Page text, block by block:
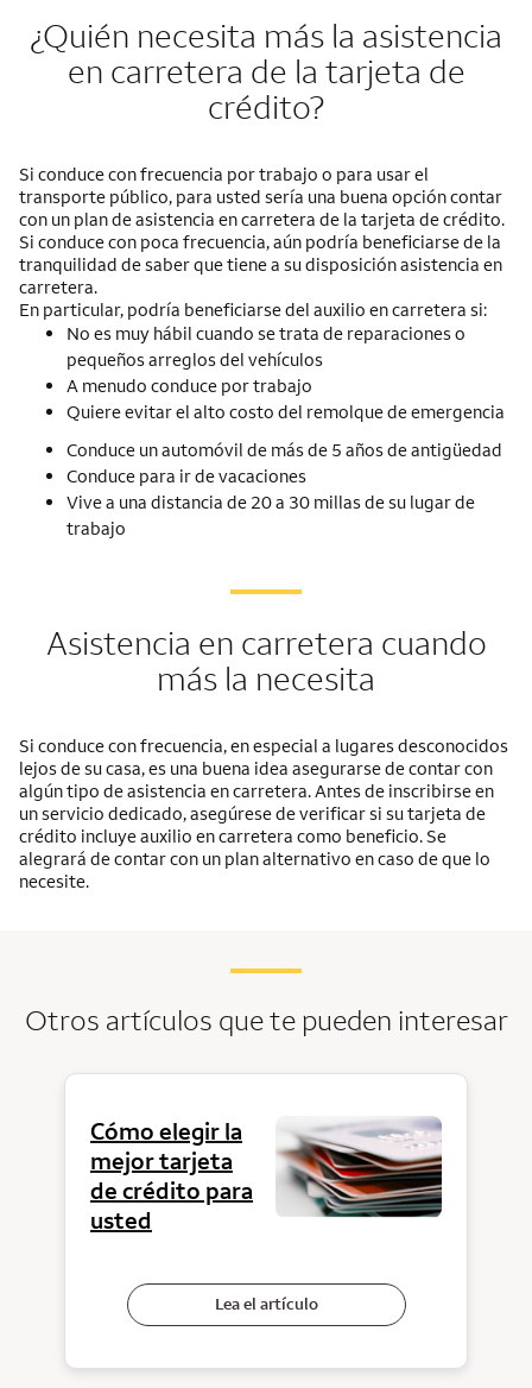
¿Quién necesita más la asistencia
en carretera de la tarjeta de
crédito?
Si conduce con frecuencia por trabajo o para usar el
transporte público, para usted sería una buena opción contar
con un plan de asistencia en carretera de la tarjeta de crédito.
Si conduce con poca frecuencia, aún podría beneficiarse de la
tranquilidad de saber que tiene a su disposición asistencia en
carretera.
En particular, podría beneficiarse del auxilio en carretera si:
No es muy hábil cuando se trata de reparaciones o
pequeños arreglos del vehículos
A menudo conduce por trabajo
Quiere evitar el alto costo del remolque de emergencia
Conduce un automóvil de más de 5 años de antigüedad
Conduce para ir de vacaciones
Vive a una distancia de 20 a 30 millas de su lugar de
trabajo
Asistencia en carretera cuando
más la necesita
Si conduce con frecuencia, en especial a lugares desconocidos
lejos de su casa, es una buena idea asegurarse de contar con
algún tipo de asistencia en carretera. Antes de inscribirse en
un servicio dedicado, asegúrese de verificar si su tarjeta de
crédito incluye auxilio en carretera como beneficio. Se
alegrará de contar con un plan alternativo en caso de que lo
necesite.
Otros artículos que te pueden interesar
Cómo elegir la
mejor tarjeta
de crédito para
usted
Lea el artículo